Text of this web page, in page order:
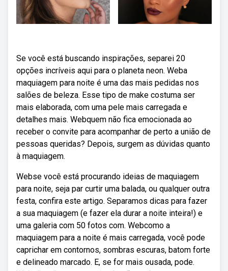
Se você está buscando inspirações, separei 20
opções incríveis aqui para o planeta neon. Weba
maquiagem para noite é uma das mais pedidas nos
salões de beleza. Esse tipo de make costuma ser
mais elaborada, com uma pele mais carregada e
detalhes mais. Webquem não fica emocionada ao
receber o convite para acompanhar de perto a união de
pessoas queridas? Depois, surgem as dúvidas quanto
à maquiagem.
Webse você está procurando ideias de maquiagem
para noite, seja par curtir uma balada, ou qualquer outra
festa, confira este artigo. Separamos dicas para fazer
a sua maquiagem (e fazer ela durar a noite inteira!) e
uma galeria com 50 fotos com. Webcomo a
maquiagem para a noite é mais carregada, você pode
caprichar em contornos, sombras escuras, batom forte
e delineado marcado. E, se for mais ousada, pode.